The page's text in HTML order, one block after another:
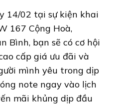
14/02 tại sự kiện khai
167 Cộng Hoà,
Bình, bạn sẽ có cơ hội
cấp giá ưu đãi và
mình yêu trong dịp
note ngay vào lịch
mãi khủng dịp đầu